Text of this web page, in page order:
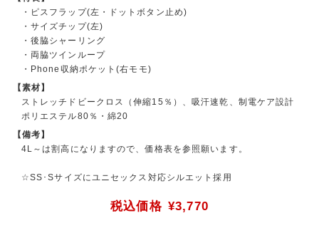
・ピスフラップ(左・ドットボタン止め)
・サイズチップ(左)
・後脇シャーリング
・両脇ツインループ
・Phone収納ポケット(右モモ)
【素材】
ストレッチドビークロス（伸縮15％）、吸汗速乾、制電ケア設計
ポリエステル80％・綿20
【備考】
4L～は割高になりますので、価格表を参照願います。
☆SS･Sサイズにユニセックス対応シルエット採用
税込価格 ¥3,770